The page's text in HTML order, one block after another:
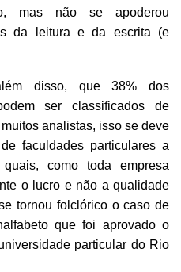
mas não se apoderou
da leitura e da escrita (e
disso, que 38% dos
ser classificados de
analistas, isso se deve
faculdades particulares a
como toda empresa
o lucro e não a qualidade
tornou folclórico o caso de
que foi aprovado o
particular do Rio